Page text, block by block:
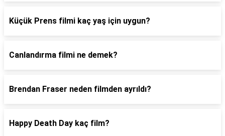
Küçük Prens filmi kaç yaş için uygun?
Canlandırma filmi ne demek?
Brendan Fraser neden filmden ayrıldı?
Happy Death Day kaç film?